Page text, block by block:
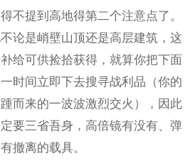
不提到高地得第二个注意点了。
论是峭壁山顶还是高层建筑，这
给可供捡拾获得，就算你把下面
时间立即下去搜寻战利品（你的
而来的一波波激烈交火），因此
要三省吾身，高倍镜有没有、弹
撤离的载具。